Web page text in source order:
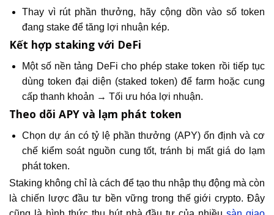
Thay vì rút phần thưởng, hãy cộng dồn vào số token
đang stake để tăng lợi nhuận kép.
Kết hợp staking với DeFi
Một số nền tảng DeFi cho phép stake token rồi tiếp tục
dùng token đại diện (staked token) để farm hoặc cung
cấp thanh khoản → Tối ưu hóa lợi nhuận.
Theo dõi APY và lạm phát token
Chọn dự án có tỷ lệ phần thưởng (APY) ổn định và cơ
chế kiểm soát nguồn cung tốt, tránh bị mất giá do lạm
phát token.
Staking không chỉ là cách để tạo thu nhập thụ động mà còn
là chiến lược đầu tư bền vững trong thế giới crypto. Đây